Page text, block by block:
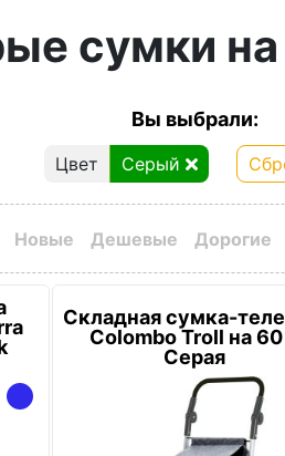
сумки на
Вы выбрали:
Цвет Серый
Новые Дешевые Дорогие
Складная сумка-
Colombo Troll на 60
Серая